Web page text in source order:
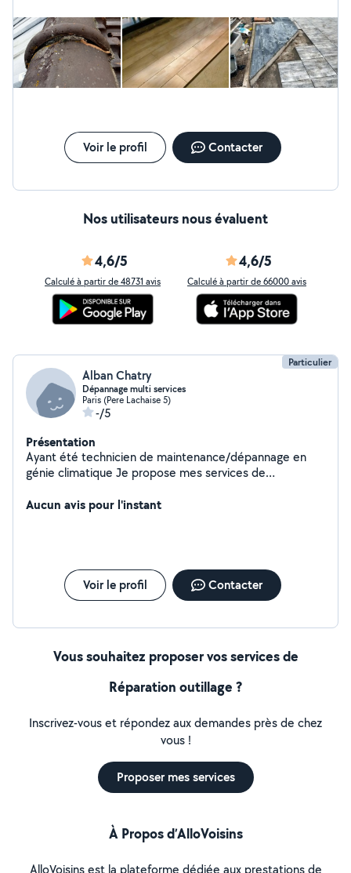
Voir le profil Contacter
Nos utilisateurs nous évaluent
4,6/5
Calculé à partir de 48731 avis
4,6/5
Calculé à partir de 66000 avis
Particulier
Alban Chatry
Dépannage multi services
Paris (Pere Lachaise 5)
-/5
Présentation
Ayant été technicien de maintenance/dépannage en
génie climatique Je propose mes services de
maison(chauffage,électricité,
Aucun avis pour l'instant
Voir le profil Contacter
Vous souhaitez proposer vos services de
Réparation outillage ?
Inscrivez-vous et répondez aux demandes près de chez
vous !
Proposer mes services
À Propos d’AlloVoisins
AlloVoisins est la plateforme dédiée aux prestations de